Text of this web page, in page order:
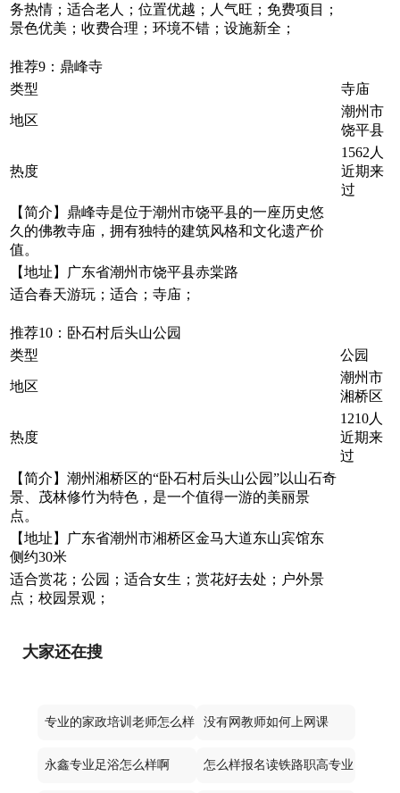
务热情；适合老人；位置优越；人气旺；免费项目；
景色优美；收费合理；环境不错；设施新全；
推荐9：鼎峰寺
类型
寺庙
地区
潮州市
饶平县
热度
1562人
近期来
过
【简介】鼎峰寺是位于潮州市饶平县的一座历史悠
久的佛教寺庙，拥有独特的建筑风格和文化遗产价
值。
【地址】广东省潮州市饶平县赤棠路
适合春天游玩；适合；寺庙；
推荐10：卧石村后头山公园
类型
公园
地区
潮州市
湘桥区
热度
1210人
近期来
过
【简介】潮州湘桥区的“卧石村后头山公园”以山石奇
景、茂林修竹为特色，是一个值得一游的美丽景
点。
【地址】广东省潮州市湘桥区金马大道东山宾馆东
侧约30米
适合赏花；公园；适合女生；赏花好去处；户外景
点；校园景观；
大家还在搜
专业的家政培训老师怎么样 没有网教师如何上网课
永鑫专业足浴怎么样啊 怎么样报名读铁路职高专业